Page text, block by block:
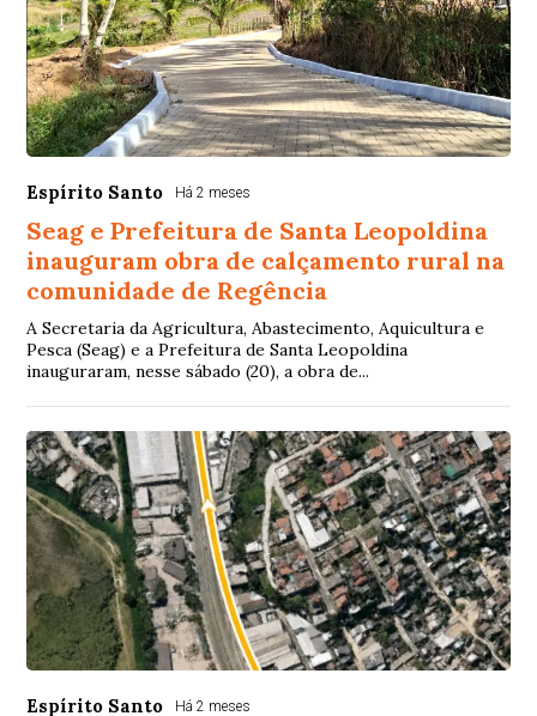
Espírito Santo Há 2 meses
Seag e Prefeitura de Santa Leopoldina
inauguram obra de calçamento rural na
comunidade de Regência
A Secretaria da Agricultura, Abastecimento, Aquicultura e
Pesca (Seag) e a Prefeitura de Santa Leopoldina
inauguraram, nesse sábado (20), a obra de...
Espírito Santo Há 2 meses